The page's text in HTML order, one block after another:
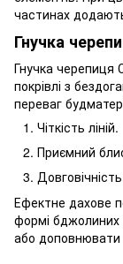
частинах
Гнучка
Гнучка черепиця
покрівлі з
переваг
Чіткість ліній.
Приємний
Ефектне дахове
формі бджолиних
або доповнювати